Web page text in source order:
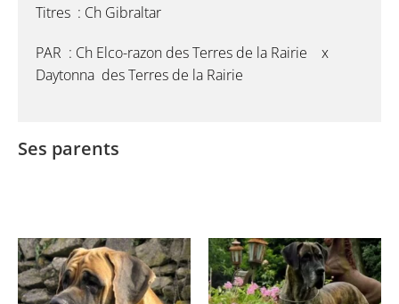
Titres : Ch Gibraltar
PAR : Ch Elco-razon des Terres de la Rairie x
Daytonna des Terres de la Rairie
Ses parents